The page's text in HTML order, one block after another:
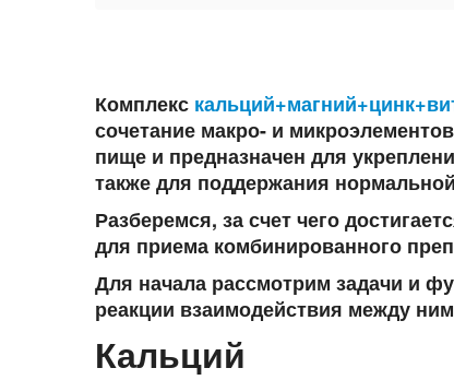
Комплекс
сочетание макро- и
пище и предназначен для
также для поддержания
Разберемся, за счет чего
для приема комбинированного
Для начала рассмотрим задачи и
реакции взаимодействия между
Кальций